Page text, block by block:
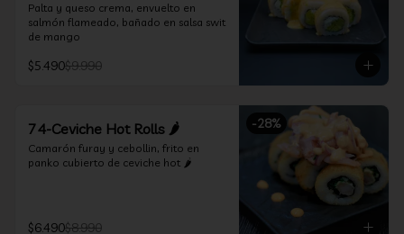
Palta y queso crema, envuelto en
salmón flameado, bañado en salsa swit
de mango
$5.490$9.990
-28%
74-Ceviche Hot Rolls 🌶️
Camarón furay y cebollin, frito en
panko cubierto de ceviche hot 🌶️
$6.490$8.990